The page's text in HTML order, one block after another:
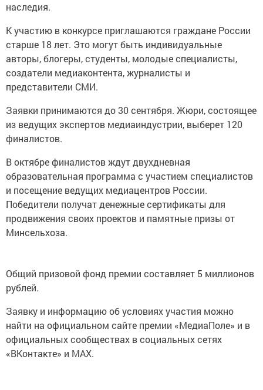
наследия.
К участию в конкурсе приглашаются граждане России
старше 18 лет. Это могут быть индивидуальные
авторы, блогеры, студенты, молодые специалисты,
создатели медиаконтента, журналисты и
представители СМИ.
Заявки принимаются до 30 сентября. Жюри, состоящее
из ведущих экспертов медиаиндустрии, выберет 120
финалистов.
В октябре финалистов ждут двухдневная
образовательная программа с участием специалистов
и посещение ведущих медиацентров России.
Победители получат денежные сертификаты для
продвижения своих проектов и памятные призы от
Минсельхоза.
Общий призовой фонд премии составляет 5 миллионов
рублей.
Заявку и информацию об условиях участия можно
найти на официальном сайте премии «МедиаПоле» и в
официальных сообществах в социальных сетях
«ВКонтакте» и MAX.